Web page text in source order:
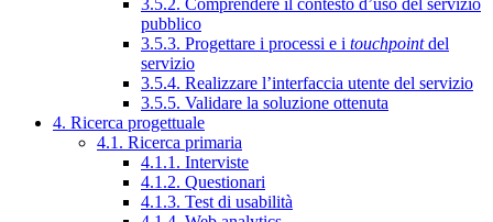
3.5.2. Comprendere il contesto d’uso del servizio
pubblico
3.5.3. Progettare i processi e i touchpointdel
servizio
3.5.4. Realizzare l’interfaccia utente del servizio
3.5.5. Validare la soluzione ottenuta
4. Ricerca progettuale
4.1. Ricerca primaria
4.1.1. Interviste
4.1.2. Questionari
4.1.3. Test di usabilità